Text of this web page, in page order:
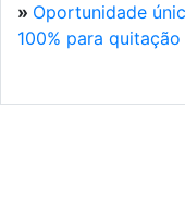
» Oportunidade
100% para